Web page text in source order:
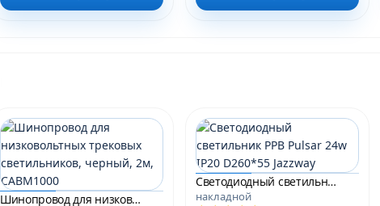
Шинопровод для низковольтных трековых светильников, черный, 2м, CABM1000
Светодиодный светильник PPB Pulsar 24w IP20 D260*55 Jazzway
накладной